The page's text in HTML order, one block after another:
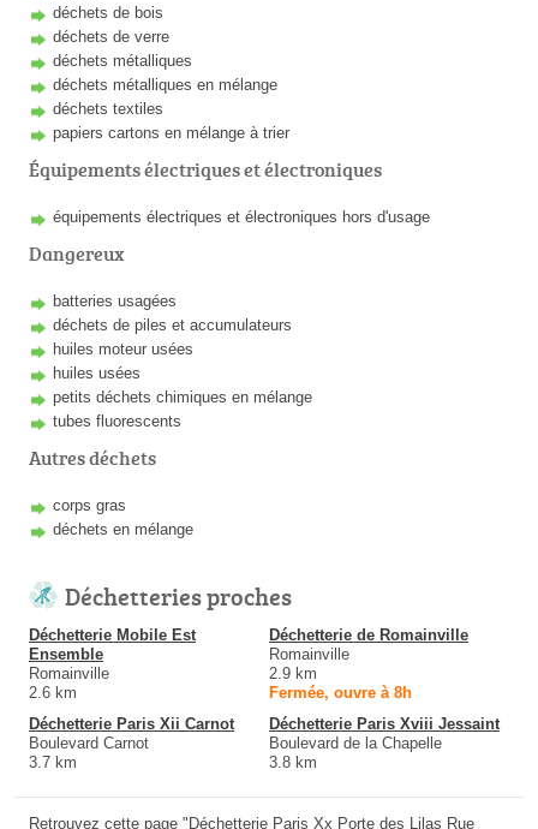
déchets de bois
déchets de verre
déchets métalliques
déchets métalliques en mélange
déchets textiles
papiers cartons en mélange à trier
Équipements électriques et électroniques
équipements électriques et électroniques hors d'usage
Dangereux
batteries usagées
déchets de piles et accumulateurs
huiles moteur usées
huiles usées
petits déchets chimiques en mélange
tubes fluorescents
Autres déchets
corps gras
déchets en mélange
Déchetteries proches
Déchetterie Mobile Est
Ensemble
Romainville
2.6 km
Déchetterie de Romainville
Romainville
2.9 km
Fermée, ouvre à 8h
Déchetterie Paris Xii Carnot
Boulevard Carnot
3.7 km
Déchetterie Paris Xviii Jessaint
Boulevard de la Chapelle
3.8 km
Retrouvez cette page "Déchetterie Paris Xx Porte des Lilas Rue